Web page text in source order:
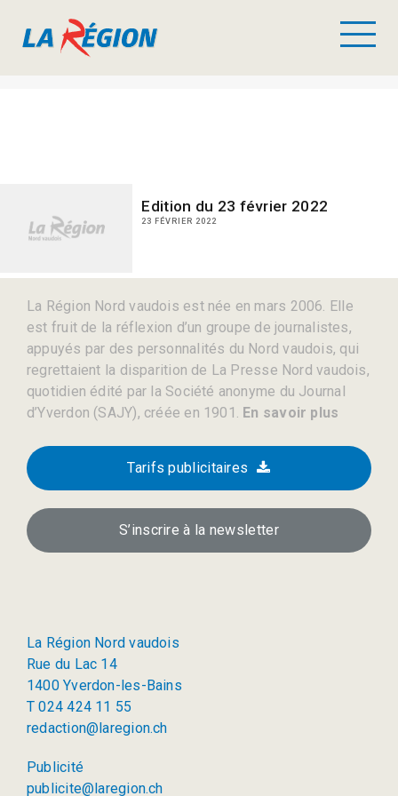
Edition du 23 février 2022
23 FÉVRIER 2022
La Région Nord vaudois est née en mars 2006. Elle
est fruit de la réflexion d’un groupe de journalistes,
appuyés par des personnalités du Nord vaudois, qui
regrettaient la disparition de La Presse Nord vaudois,
quotidien édité par la Société anonyme du Journal
d’Yverdon (SAJY), créée en 1901. En savoir plus
Tarifs publicitaires
S’inscrire à la newsletter
La Région Nord vaudois
Rue du Lac 14
1400 Yverdon-les-Bains
T 024 424 11 55
redaction@laregion.ch
Publicité
publicite@laregion.ch